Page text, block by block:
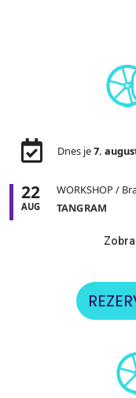
Dnes je7.
22
AUG
WORKSHOP /
TANGRAM